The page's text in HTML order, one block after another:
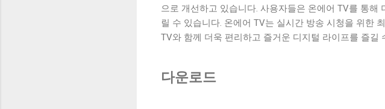
으로 개선하고 있습니다. 사용자들은 온에어 TV를 통해
릴 수 있습니다. 온에어 TV는 실시간 방송 시청을 위한
TV와 함께 더욱 편리하고 즐거운 디지털 라이프를 즐길
다운로드